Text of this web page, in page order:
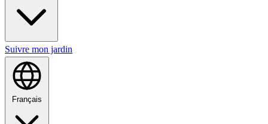
Suivre mon jardin
Français